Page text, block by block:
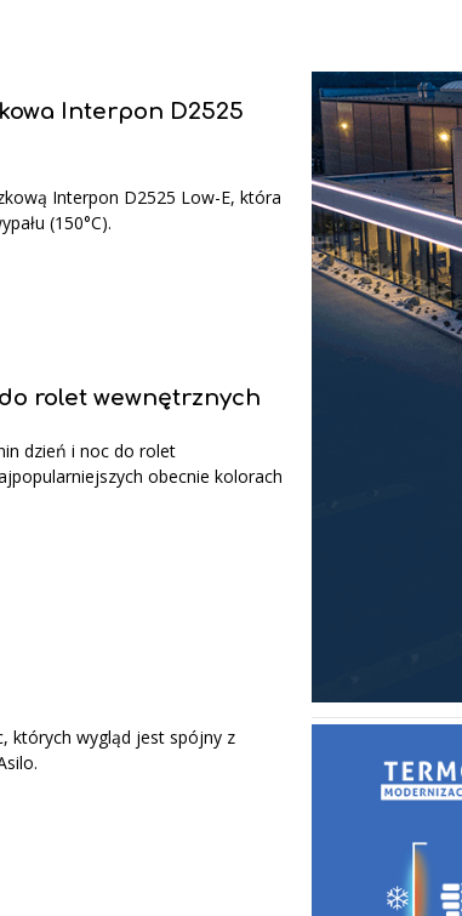
Interpon D2525
Interpon D2525 Low-E, która
(150°C).
rolet wewnętrznych
dzień i noc do rolet
obecnie kolorach
których wygląd jest spójny z